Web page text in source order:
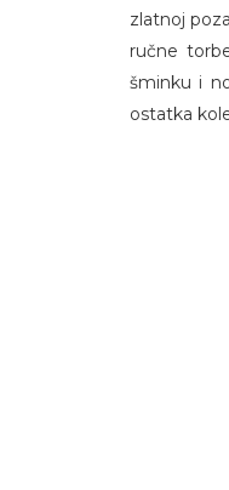
zlatnoj
ručne
šminku i
ostatka